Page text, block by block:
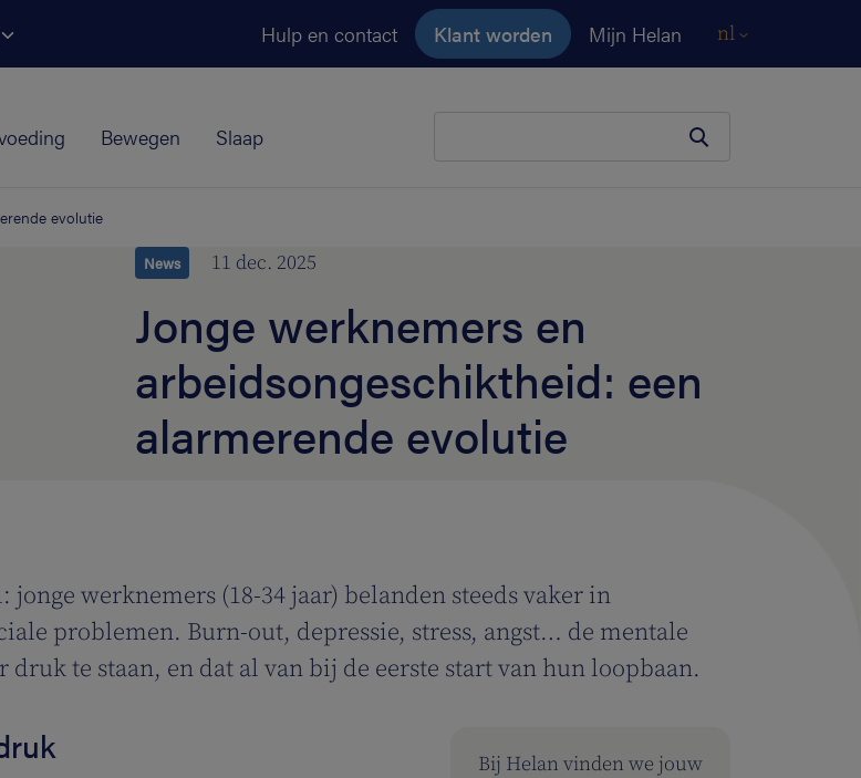
Hulp en contact Klant worden Mijn Helan nl
Bewegen Slaap
evolutie
News 11 dec. 2025
Jonge werknemers en
arbeidsongeschiktheid: een
alarmerende evolutie
werknemers (18-34 jaar) belanden steeds vaker in
problemen. Burn-out, depressie, stress, angst… de mentale
te staan, en dat al van bij de eerste start van hun loopbaan.
Bij Helan vinden we jouw